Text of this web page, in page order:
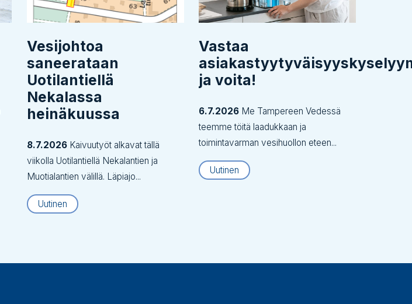
Vesijohtoa
saneerataan
Uotilantiellä
Nekalassa
heinäkuussa
8.7.2026Kaivuutyöt alkavat tällä
viikolla Uotilantiellä Nekalantien ja
Muotialantien välillä. Läpiajo...
Uutinen
Vastaa
ja voita!
6.7.2026 Me Tampereen Vedessä
teemme töitä laadukkaan ja
toimintavarman vesihuollon eteen...
Uutinen